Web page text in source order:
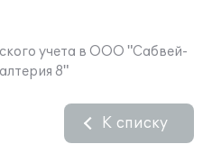
учета в ООО "Сабвей-
8"
К списку